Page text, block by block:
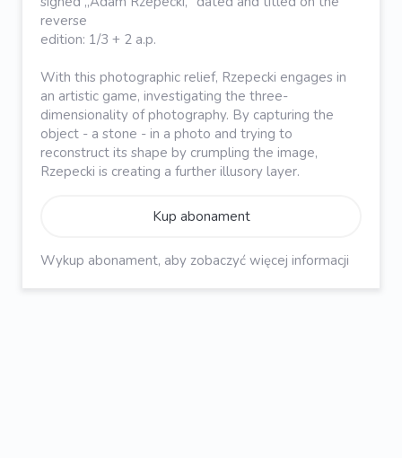
reverse
edition: 1/3 + 2 a.p.
With this photographic relief, Rzepecki engages in
an artistic game, investigating the three-
dimensionality of photography. By capturing the
object - a stone - in a photo and trying to
reconstruct its shape by crumpling the image,
Rzepecki is creating a further illusory layer.
Kup abonament
Wykup abonament, aby zobaczyć więcej informacji